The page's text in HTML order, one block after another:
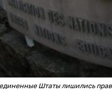
Штаты лишились